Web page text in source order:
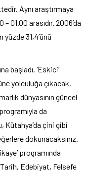
Aynı araştırmaya
01.00 arasıdır. 2006’da
yüzde 31,4’ünü
başladı. ‘Eskici’
yolculuğa çıkacak,
dünyasının güncel
da
Kütahya’da çini gibi
dokunacaksınız.
programında
Edebiyat, Felsefe